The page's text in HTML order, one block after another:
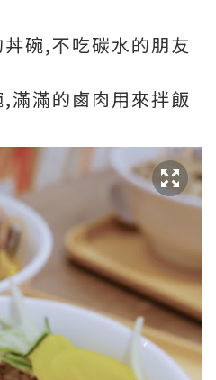
碗,不吃碳水的朋友
滿滿的鹵肉用來拌飯